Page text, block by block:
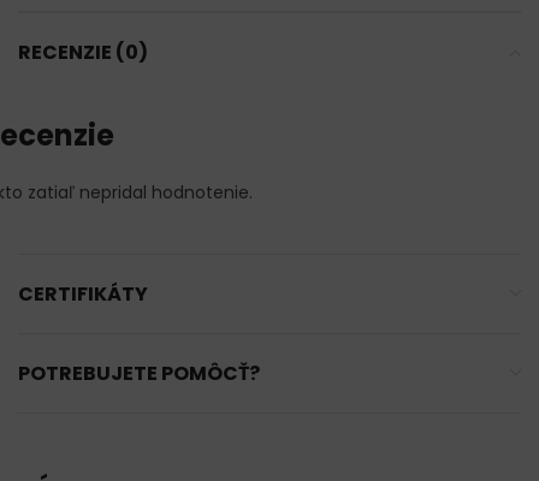
RECENZIE (0)
zatiaľ nepridal hodnotenie.
CERTIFIKÁTY
POTREBUJETE POMÔCŤ?